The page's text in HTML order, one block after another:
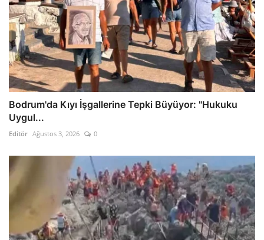
Bodrum'da Kıyı İşgallerine Tepki Büyüyor: "Hukuku
Uygul...
Editör Ağustos 3, 2026 0